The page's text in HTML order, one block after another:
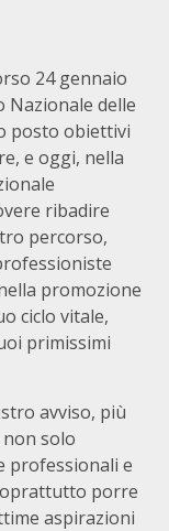
24 gennaio
Nazionale delle
posto obiettivi
e oggi, nella
ribadire
percorso,
promozione
ciclo vitale,
primissimi
avviso, più
solo
professionali e
porre
aspirazioni